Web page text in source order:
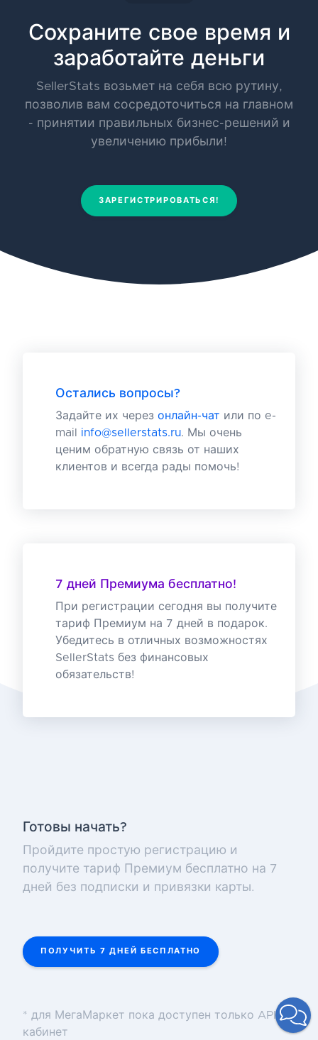
Сохраните свое время и
заработайте деньги
SellerStats возьмет на себя всю рутину,
позволив вам сосредоточиться на главном
- принятии правильных бизнес-решений и
увеличению прибыли!
ЗАРЕГИСТРИРОВАТЬСЯ!
Остались вопросы?
Задайте их через онлайн-чат или по e-
mail info@sellerstats.ru. Мы очень
ценим обратную связь от наших
клиентов и всегда рады помочь!
7 дней Премиума бесплатно!
При регистрации сегодня вы получите
тариф Премиум на 7 дней в подарок.
Убедитесь в отличных возможностях
SellerStats без финансовых
обязательств!
Готовы начать?
Пройдите простую регистрацию и
получите тариф Премиум бесплатно на 7
дней без подписки и привязки карты.
ПОЛУЧИТЬ 7 ДНЕЙ БЕСПЛАТНО
* для МегаМаркет пока доступен только API
кабинет